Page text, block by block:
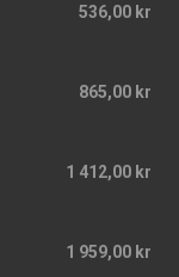
536,00 kr
865,00 kr
1 412,00 kr
1 959,00 kr